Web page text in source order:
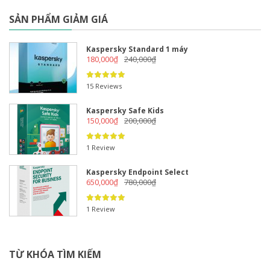
SẢN PHẨM GIẢM GIÁ
Kaspersky Standard 1 máy
240,000₫
180,000₫
15 Reviews
Kaspersky Safe Kids
200,000₫
150,000₫
1 Review
Kaspersky Endpoint Select
780,000₫
650,000₫
1 Review
TỪ KHÓA TÌM KIẾM